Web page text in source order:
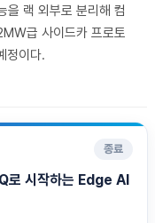
을 랙 외부로 분리해 컴
급 사이드카 프로토
정이다.
종료
로 시작하는 Edge AI